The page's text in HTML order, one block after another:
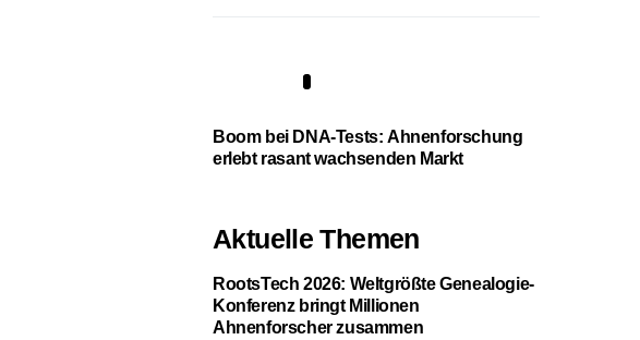
Boom bei DNA-Tests: Ahnenforschung
erlebt rasant wachsenden Markt
Aktuelle Themen
RootsTech 2026: Weltgrößte Genealogie-
Konferenz bringt Millionen
Ahnenforscher zusammen